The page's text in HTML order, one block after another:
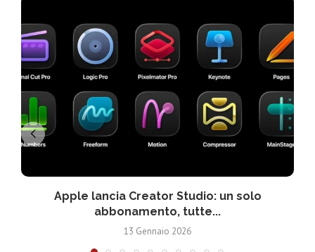
Apple lancia Creator Studio: un solo
abbonamento, tutte...
13 Gennaio 2026